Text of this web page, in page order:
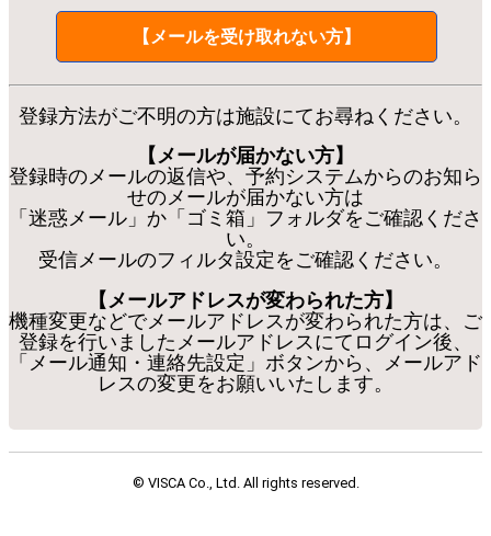
【メールを受け取れない方】
登録方法がご不明の方は施設にてお尋ねください。
【メールが届かない方】
登録時のメールの返信や、予約システムからのお知ら
せのメールが届かない方は
「迷惑メール」か「ゴミ箱」フォルダをご確認くださ
い。
受信メールのフィルタ設定をご確認ください。
【メールアドレスが変わられた方】
機種変更などでメールアドレスが変わられた方は、ご
登録を行いましたメールアドレスにてログイン後、
「メール通知・連絡先設定」ボタンから、メールアド
レスの変更をお願いいたします。
© VISCA Co., Ltd. All rights reserved.